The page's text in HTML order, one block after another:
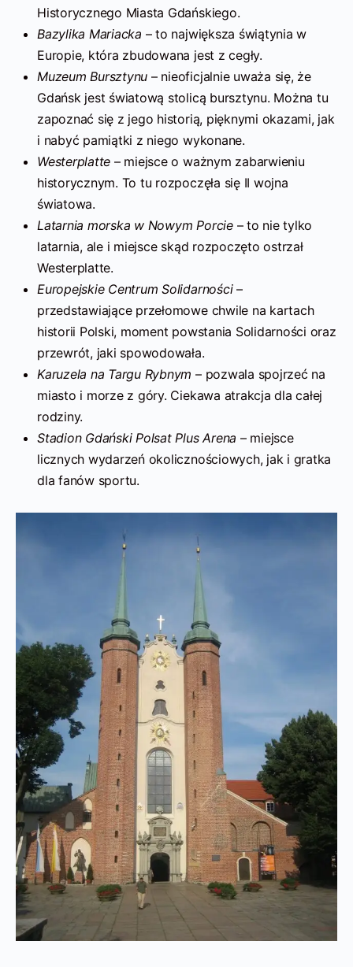
Historycznego Miasta Gdańskiego.
Bazylika Mariacka – to największa świątynia w
Europie, która zbudowana jest z cegły.
Muzeum Bursztynu – nieoficjalnie uważa się, że
Gdańsk jest światową stolicą bursztynu. Można tu
zapoznać się z jego historią, pięknymi okazami, jak
i nabyć pamiątki z niego wykonane.
Westerplatte – miejsce o ważnym zabarwieniu
historycznym. To tu rozpoczęła się II wojna
światowa.
Latarnia morska w Nowym Porcie– to nie tylko
latarnia, ale i miejsce skąd rozpoczęto ostrzał
Westerplatte.
Europejskie Centrum Solidarności–
przedstawiające przełomowe chwile na kartach
historii Polski, moment powstania Solidarności oraz
przewrót, jaki spowodowała.
Karuzela na Targu Rybnym – pozwala spojrzeć na
miasto i morze z góry. Ciekawa atrakcja dla całej
rodziny.
Stadion Gdański Polsat Plus Arena – miejsce
licznych wydarzeń okolicznościowych, jak i gratka
dla fanów sportu.